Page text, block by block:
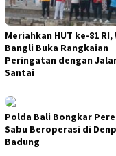
Meriahkan HUT ke-81 RI,
Bangli Buka Rangkaian
Peringatan dengan
Santai
Polda Bali Bongkar
Sabu Beroperasi di
Badung